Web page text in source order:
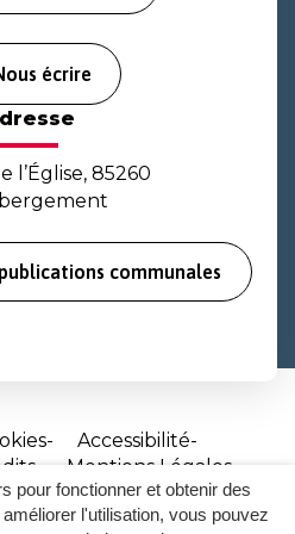
pour fonctionner et obtenir des
l'utilisation, vous pouvez
écrire
l’Église, 85260
communales
Accessibilité
Mentions Légales